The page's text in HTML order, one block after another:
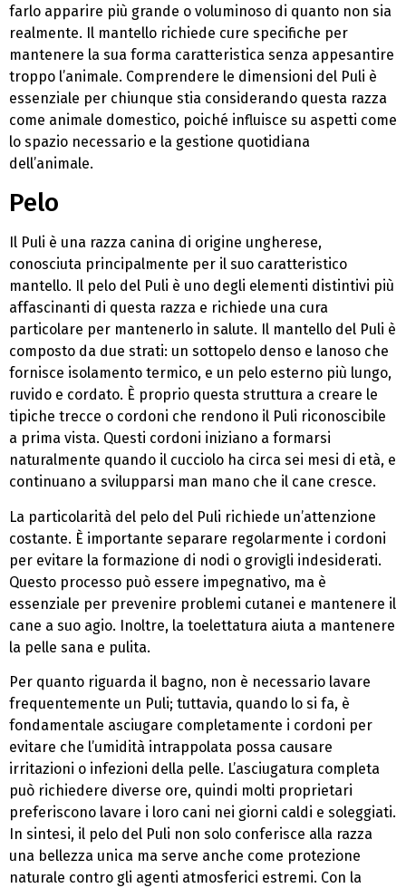
farlo apparire più grande o voluminoso di quanto non sia
realmente. Il mantello richiede cure specifiche per
mantenere la sua forma caratteristica senza appesantire
troppo l’animale. Comprendere le dimensioni del Puli è
essenziale per chiunque stia considerando questa razza
come animale domestico, poiché influisce su aspetti come
lo spazio necessario e la gestione quotidiana
dell’animale.
Pelo
Il Puli è una razza canina di origine ungherese,
conosciuta principalmente per il suo caratteristico
mantello. Il pelo del Puli è uno degli elementi distintivi più
affascinanti di questa razza e richiede una cura
particolare per mantenerlo in salute. Il mantello del Puli è
composto da due strati: un sottopelo denso e lanoso che
fornisce isolamento termico, e un pelo esterno più lungo,
ruvido e cordato. È proprio questa struttura a creare le
tipiche trecce o cordoni che rendono il Puli riconoscibile
a prima vista. Questi cordoni iniziano a formarsi
naturalmente quando il cucciolo ha circa sei mesi di età, e
continuano a svilupparsi man mano che il cane cresce.
La particolarità del pelo del Puli richiede un’attenzione
costante. È importante separare regolarmente i cordoni
per evitare la formazione di nodi o grovigli indesiderati.
Questo processo può essere impegnativo, ma è
essenziale per prevenire problemi cutanei e mantenere il
cane a suo agio. Inoltre, la toelettatura aiuta a mantenere
la pelle sana e pulita.
Per quanto riguarda il bagno, non è necessario lavare
frequentemente un Puli; tuttavia, quando lo si fa, è
fondamentale asciugare completamente i cordoni per
evitare che l’umidità intrappolata possa causare
irritazioni o infezioni della pelle. L’asciugatura completa
può richiedere diverse ore, quindi molti proprietari
preferiscono lavare i loro cani nei giorni caldi e soleggiati.
In sintesi, il pelo del Puli non solo conferisce alla razza
una bellezza unica ma serve anche come protezione
naturale contro gli agenti atmosferici estremi. Con la